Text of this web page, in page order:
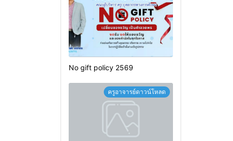
No gift policy 2569
ครูอาจารย์ดาวน์โหลด